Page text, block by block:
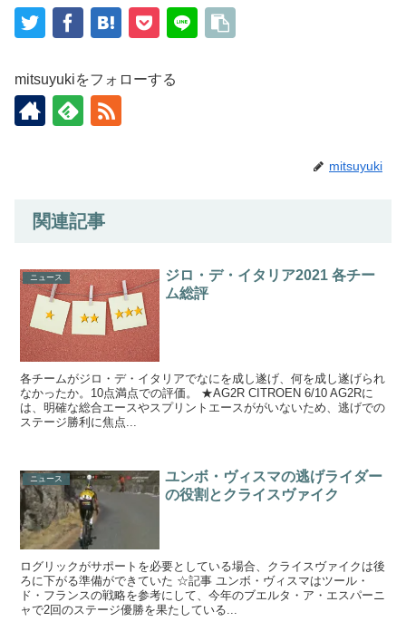
mitsuyukiをフォローする
mitsuyuki
関連記事
ニュース
ジロ・デ・イタリア2021 各チー
ム総評
各チームがジロ・デ・イタリアでなにを成し遂げ、何を成し遂げられ
なかったか。10点満点での評価。 ★AG2R CITROEN 6/10 AG2Rに
は、明確な総合エースやスプリントエースががいないため、逃げでの
ステージ勝利に焦点...
ニュース
ユンボ・ヴィスマの逃げライダー
の役割とクライスヴァイク
ログリックがサポートを必要としている場合、クライスヴァイクは後
ろに下がる準備ができていた ☆記事 ユンボ・ヴィスマはツール・
ド・フランスの戦略を参考にして、今年のブエルタ・ア・エスパーニ
ャで2回のステージ優勝を果たしている...